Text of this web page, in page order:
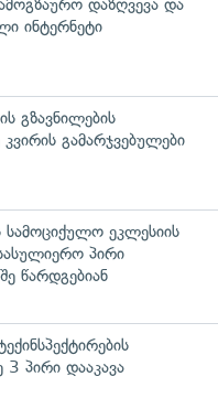
დაზღვევა და
ინტერნეტი
გზავნილების
გამარჯვებულები
ეკლესიის
პირი
წარდგებიან
3 პირი დააკავა